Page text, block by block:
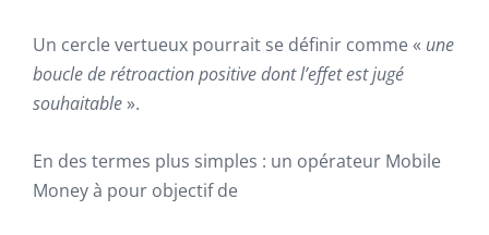
Un cercle vertueux pourrait se définir comme « une
boucle de rétroaction positive dont l’effet est jugé
souhaitable».
En des termes plus simples : un opérateur Mobile
Money à pour objectif de